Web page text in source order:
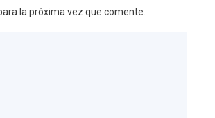
la próxima vez que comente.